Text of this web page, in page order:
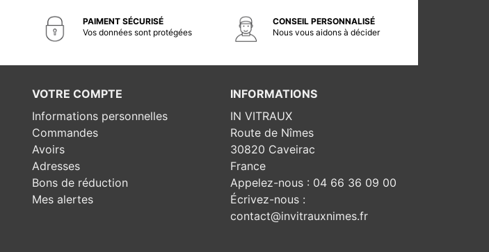
PAIMENT SÉCURISÉ
Vos données sont protégées
CONSEIL PERSONNALISÉ
Nous vous aidons à décider
VOTRE COMPTE
Informations personnelles
Commandes
Avoirs
Adresses
Bons de réduction
Mes alertes
INFORMATIONS
IN VITRAUX
Route de Nîmes
30820 Caveirac
France
Appelez-nous : 04 66 36 09 00
Écrivez-nous :
contact@invitrauxnimes.fr